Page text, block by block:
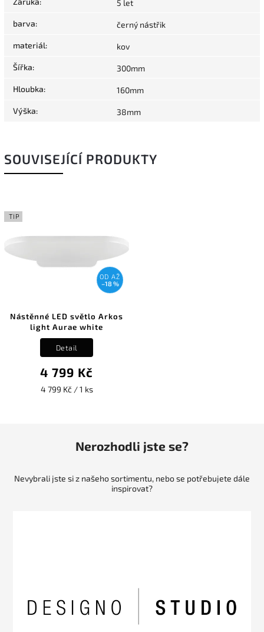
5 let
barva: černý nástřik
materiál: kov
Šířka: 300mm
Hloubka: 160mm
Výška: 38mm
SOUVISEJÍCÍ PRODUKTY
TIP
OD AŽ
–18 %
Nástěnné LED světlo Arkos
light Aurae white
4 799 Kč
4 799 Kč / 1 ks
Detail
Nerozhodli jste se?
Nevybrali jste si z našeho sortimentu, nebo se potřebujete dále
inspirovat?